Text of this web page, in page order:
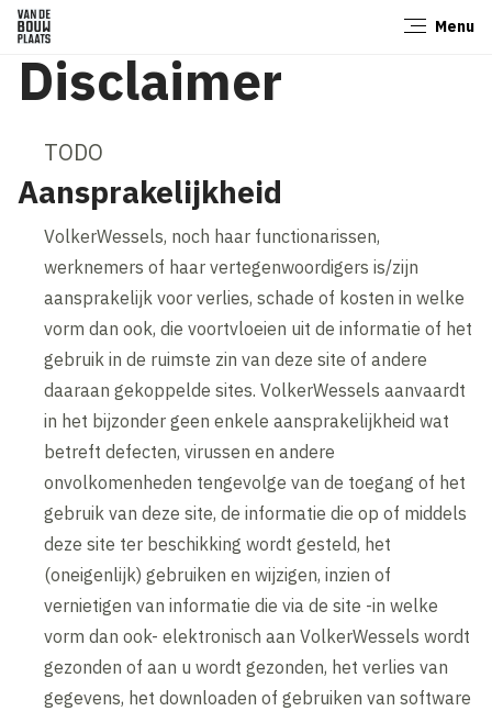
Menu
Disclaimer
TODO
Aansprakelijkheid
VolkerWessels, noch haar functionarissen,
werknemers of haar vertegenwoordigers is/zijn
aansprakelijk voor verlies, schade of kosten in welke
vorm dan ook, die voortvloeien uit de informatie of het
gebruik in de ruimste zin van deze site of andere
daaraan gekoppelde sites. VolkerWessels aanvaardt
in het bijzonder geen enkele aansprakelijkheid wat
betreft defecten, virussen en andere
onvolkomenheden tengevolge van de toegang of het
gebruik van deze site, de informatie die op of middels
deze site ter beschikking wordt gesteld, het
(oneigenlijk) gebruiken en wijzigen, inzien of
vernietigen van informatie die via de site -in welke
vorm dan ook- elektronisch aan VolkerWessels wordt
gezonden of aan u wordt gezonden, het verlies van
gegevens, het downloaden of gebruiken van software
Sluiten